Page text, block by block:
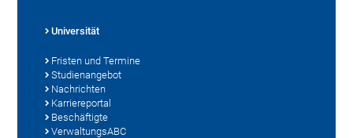
Universität
Fristen und Termine
Studienangebot
Nachrichten
Karriereportal
Beschäftigte
VerwaltungsABC